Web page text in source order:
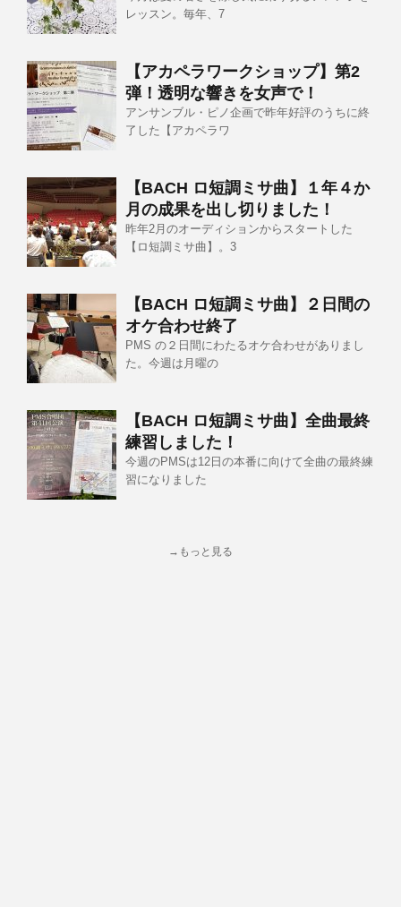
レッスン。毎年、7
【アカペラワークショップ】第2
弾！透明な響きを女声で！
アンサンブル・ピノ企画で昨年好評のうちに終
了した【アカペラワ
【BACH ロ短調ミサ曲】１年４か
月の成果を出し切りました！
昨年2月のオーディションからスタートした
【ロ短調ミサ曲】。3
【BACH ロ短調ミサ曲】２日間の
オケ合わせ終了
PMS の２日間にわたるオケ合わせがありまし
た。今週は月曜の
【BACH ロ短調ミサ曲】全曲最終
練習しました！
今週のPMSは12日の本番に向けて全曲の最終練
習になりました
→もっと見る